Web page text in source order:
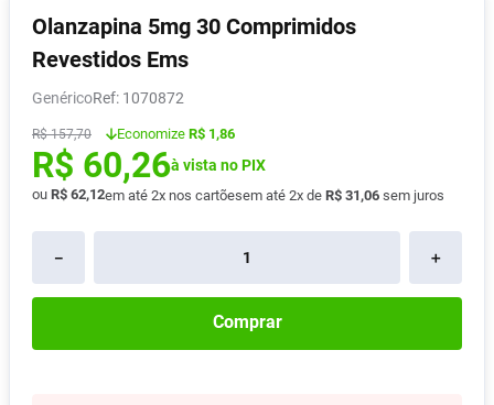
Olanzapina 5mg 30 Comprimidos
Revestidos Ems
Genérico : 1070872
R$ 157,70 Economize R$ 1,86
R$ 60,26à vista no PIX
ou R$ 62,12em até 2x nos cartõesem até 2x de R$ 31 ,06 sem juros
＋
－
Comprar
6º Shampoo
7º Desodorante
8º Vitamina D
9º Absorvente
10 º Lavitan